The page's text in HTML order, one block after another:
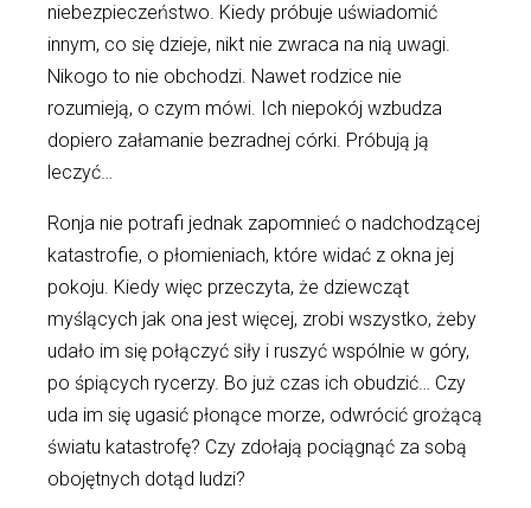
niebezpieczeństwo. Kiedy próbuje uświadomić
innym, co się dzieje, nikt nie zwraca na nią uwagi.
Nikogo to nie obchodzi. Nawet rodzice nie
rozumieją, o czym mówi. Ich niepokój wzbudza
dopiero załamanie bezradnej córki. Próbują ją
leczyć…
Ronja nie potrafi jednak zapomnieć o nadchodzącej
katastrofie, o płomieniach, które widać z okna jej
pokoju. Kiedy więc przeczyta, że dziewcząt
myślących jak ona jest więcej, zrobi wszystko, żeby
udało im się połączyć siły i ruszyć wspólnie w góry,
po śpiących rycerzy. Bo już czas ich obudzić… Czy
uda im się ugasić płonące morze, odwrócić grożącą
światu katastrofę? Czy zdołają pociągnąć za sobą
obojętnych dotąd ludzi?